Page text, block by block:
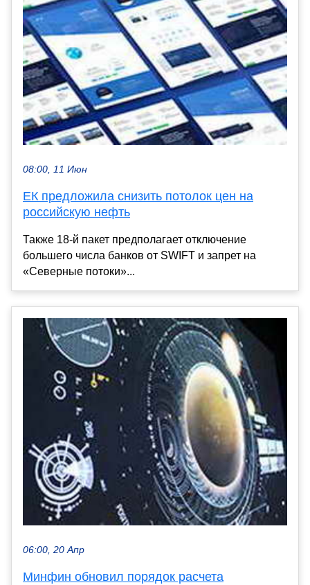
08:00, 11 Июн
ЕК предложила снизить потолок цен на
российскую нефть
Также 18-й пакет предполагает отключение
большего числа банков от SWIFT и запрет на
«Северные потоки»...
06:00, 20 Апр
Минфин обновил порядок расчета